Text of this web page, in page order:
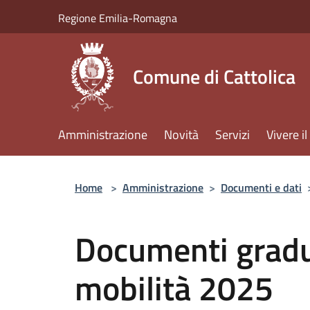
Regione Emilia-Romagna
Comune di Cattolica
Amministrazione Novità Servizi Vivere
Home > Amministrazione > Documenti e dati
Documenti
mobilità 2025